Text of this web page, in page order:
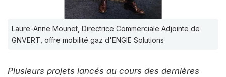
Laure-Anne Mounet, Directrice Commerciale Adjointe de
GNVERT, offre mobilité gaz d'ENGIE Solutions
Plusieurs projets lancés au cours des dernières